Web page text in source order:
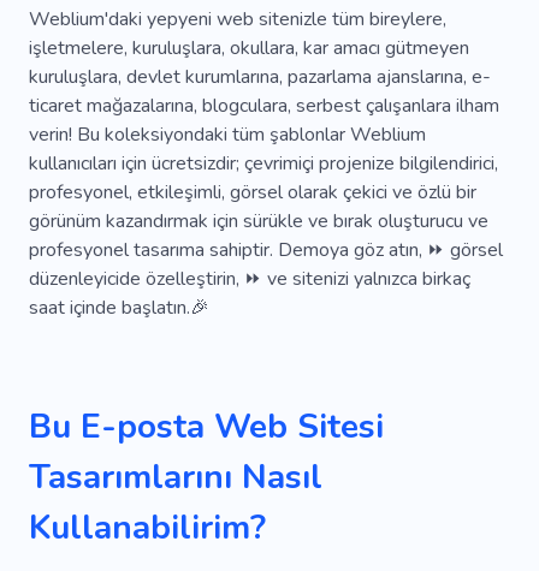
Hizmetler
Yardım Depolamak
Yeni
Jeneratör
Raporlama
Analitik
Pazar Analizi
Politika Sunmak
Tahmin
Sponsor
Astroloji
Gayrimenkul
Ortak Çalışma Alanları
Gayrimenkul Kiralama
Geliştirici
Toplu Ofis
Iş Arkadaşı
Iş Çeyreği
Afiş
E-ticaret
Tartışma
Çevrimdışı Kadro
Işadamı
Girişimcilik
Weblium'daki yepyeni web sitenizle tüm bireylere,
işletmelere, kuruluşlara, okullara, kar amacı gütmeyen
kuruluşlara, devlet kurumlarına, pazarlama ajanslarına, e-
ticaret mağazalarına, blogculara, serbest çalışanlara ilham
verin! Bu koleksiyondaki tüm şablonlar Weblium
kullanıcıları için ücretsizdir; çevrimiçi projenize bilgilendirici,
profesyonel, etkileşimli, görsel olarak çekici ve özlü bir
görünüm kazandırmak için sürükle ve bırak oluşturucu ve
profesyonel tasarıma sahiptir. Demoya göz atın, ⏩ görsel
düzenleyicide özelleştirin, ⏩ ve sitenizi yalnızca birkaç
saat içinde başlatın.🎉
Bu E-posta Web Sitesi
Tasarımlarını Nasıl
Kullanabilirim?